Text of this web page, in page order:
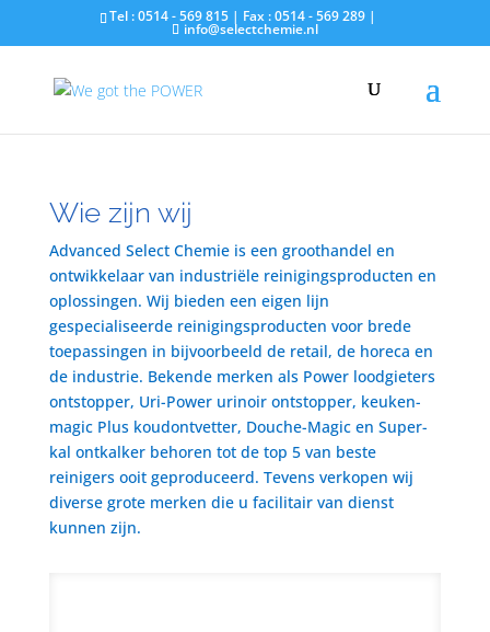
Tel : 0514 - 569 815 | Fax : 0514 - 569 289 |
info@selectchemie.nl
Wie zijn wij
Advanced Select Chemie is een groothandel en
ontwikkelaar van industriële reinigingsproducten en
oplossingen. Wij bieden een eigen lijn
gespecialiseerde reinigingsproducten voor brede
toepassingen in bijvoorbeeld de retail, de horeca en
de industrie. Bekende merken als Power loodgieters
ontstopper, Uri-Power urinoir ontstopper, keuken-
magic Plus koudontvetter, Douche-Magic en Super-
kal ontkalker behoren tot de top 5 van beste
reinigers ooit geproduceerd. Tevens verkopen wij
diverse grote merken die u facilitair van dienst
kunnen zijn.